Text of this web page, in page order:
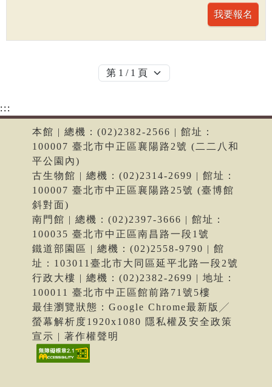
:::
本館 | 總機：(02)2382-2566 | 館址：
100007 臺北市中正區襄陽路2號 (二二八和
平公園內)
古生物館 | 總機：(02)2314-2699 | 館址：
100007 臺北市中正區襄陽路25號 (臺博館
斜對面)
南門館 | 總機：(02)2397-3666 | 館址：
100035 臺北市中正區南昌路一段1號
鐵道部園區 | 總機：(02)2558-9790 | 館
址：103011臺北市大同區延平北路一段2號
行政大樓 | 總機：(02)2382-2699 | 地址：
100011 臺北市中正區館前路71號5樓
最佳瀏覽狀態：Google Chrome最新版╱
螢幕解析度1920x1080 隱私權及安全政策
宣示 | 著作權聲明